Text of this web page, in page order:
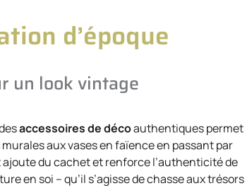
d’époque
un look vintage
accessoires de décoauthentiques permet
aux vases en faïence en passant par
du cachet et renforce l’authenticité de
en soi – qu’il s’agisse de chasse aux trésors